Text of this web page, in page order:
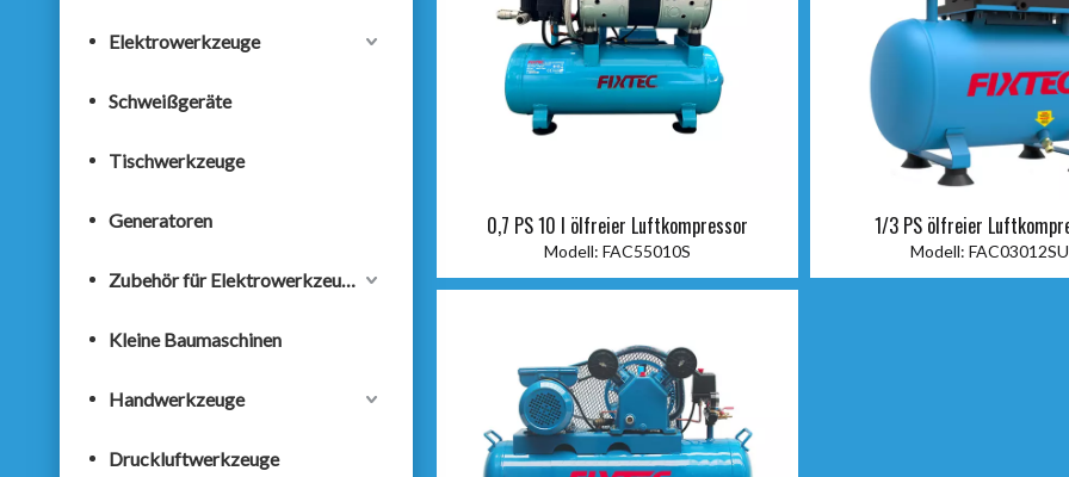
Elektrowerkzeuge
Schweißgeräte
Tischwerkzeuge
Generatoren
Zubehör für Elektrowerkzeuge
Kleine Baumaschinen
Handwerkzeuge
Druckluftwerkzeuge
0,7 PS 10 l ölfreier Luftkompressor
Modell: FAC55010S
1/3 PS ölfreier
Modell: FAC03012SU